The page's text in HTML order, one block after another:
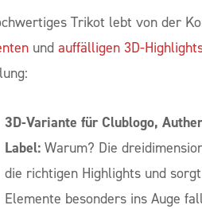
Trikot lebt von der
und auffälligen 3D-
3D-Variante für Clublogo,
Label: Warum? Die
die richtigen Highlights und
Elemente besonders ins Auge